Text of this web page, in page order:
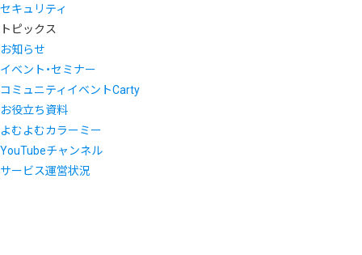
セキュリティ
トピックス
お知らせ
イベント・セミナー
コミュニティイベントCarty
お役立ち資料
よむよむカラーミー
YouTubeチャンネル
サービス運営状況